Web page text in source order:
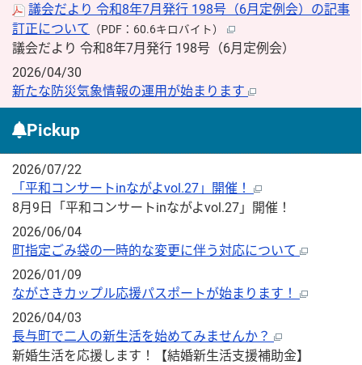
議会だより 令和8年7月発行 198号（6月定例会）の記事
訂正について （PDF：60.6キロバイト）
議会だより 令和8年7月発行 198号（6月定例会）
2026/04/30
新たな防災気象情報の運用が始まります
Pickup
2026/07/22
「平和コンサートinながよvol.27」開催！
8月9日「平和コンサートinながよvol.27」開催！
2026/06/04
町指定ごみ袋の一時的な変更に伴う対応について
2026/01/09
ながさきカップル応援パスポートが始まります！
2026/04/03
長与町で二人の新生活を始めてみませんか？
新婚生活を応援します！【結婚新生活支援補助金】